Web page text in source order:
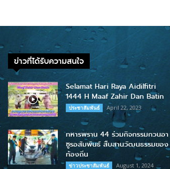
ข่าวที่ได้รับความสนใจ
Selamat Hari Raya Aidilfitri
1444 H Maaf Zahir Dan Batin
ประชาสัมพันธ์ April 22, 2023
ทหารพราน 44 ร่วมกิจกรรมกวนอา
ซูรอสัมพันธ์ สืบสานวัฒนธรรมของ
ท้องถิ่น
ข่าวประชาสัมพันธ์ August 1, 2024